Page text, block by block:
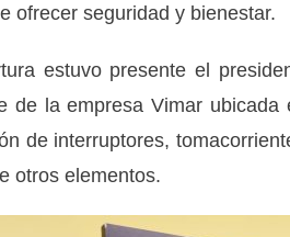
ofrecer seguridad y bienestar.
estuvo presente el
de la empresa Vimar
de interruptores,
otros elementos.